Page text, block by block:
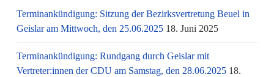
Terminankündigung: Sitzung der Bezirksvertretung Beuel in
Geislar am Mittwoch, den 25.06.2025 18. Juni 2025
Terminankündigung: Rundgang durch Geislar mit
Vertreter:innen der CDU am Samstag, den 28.06.2025 18.